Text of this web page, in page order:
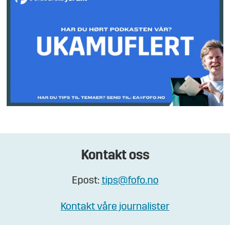
Kontakt oss
Epost: tips@fofo.no
Kontakt våre journalister